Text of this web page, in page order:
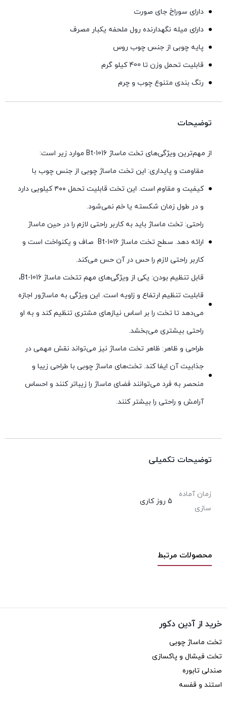
دارای سوراخ جای صورت
دارای میله نگهدارنده رول ملحفه یکبار مصرف
پایه چوبی از جنس چوب روس
قابلیت تحمل وزن تا 400 کیلو گرم
رنگ بندی متنوع چوب و چرم
توضیحات
از مهم‌ترین ویژگی‌های تخت ماساژ Bt-1016 موارد زیر است:
مقاومت و پایداری: این تخت ماساژ چوبی از جنس چوب با
کیفیت و مقاوم است. این تخت قابلیت تحمل ۴۰۰ کیلویی دارد
و در طول زمان شکسته یا خم نمی‌شود.
راحتی: تخت ماساژ باید به کاربر راحتی لازم را در حین ماساژ
ارائه دهد. سطح تخت ماساژ Bt-1016 صاف و یکنواخت است و
کاربر راحتی لازم را حس در آن حس می‌کند.
قابل تنظیم بودن: یکی از ویژگی‌های مهم تتخت ماساژ Bt-1016،
قابلیت تنظیم ارتفاع و زاویه است. این ویژگی به ماساژور اجازه
می‌دهد تا تخت را بر اساس نیازهای مشتری تنظیم کند و به او
راحتی بیشتری می‌بخشد.
طراحی و ظاهر: ظاهر تخت ماساژ نیز می‌تواند نقش مهمی در
جذابیت آن ایفا کند. تخت‌های ماساژ چوبی با طراحی زیبا و
منحصر به فرد می‌توانند فضای ماساژ را زیباتر کنند و احساس
آرامش و راحتی را بیشتر کنند.
توضیحات تکمیلی
زمان آماده
سازی
5 روز کاری
محصولات مرتبط
خرید از آدین دکور
تخت ماساژ چوبی
تخت فیشال و پاکسازی
صندلی تابوره
استند و قفسه